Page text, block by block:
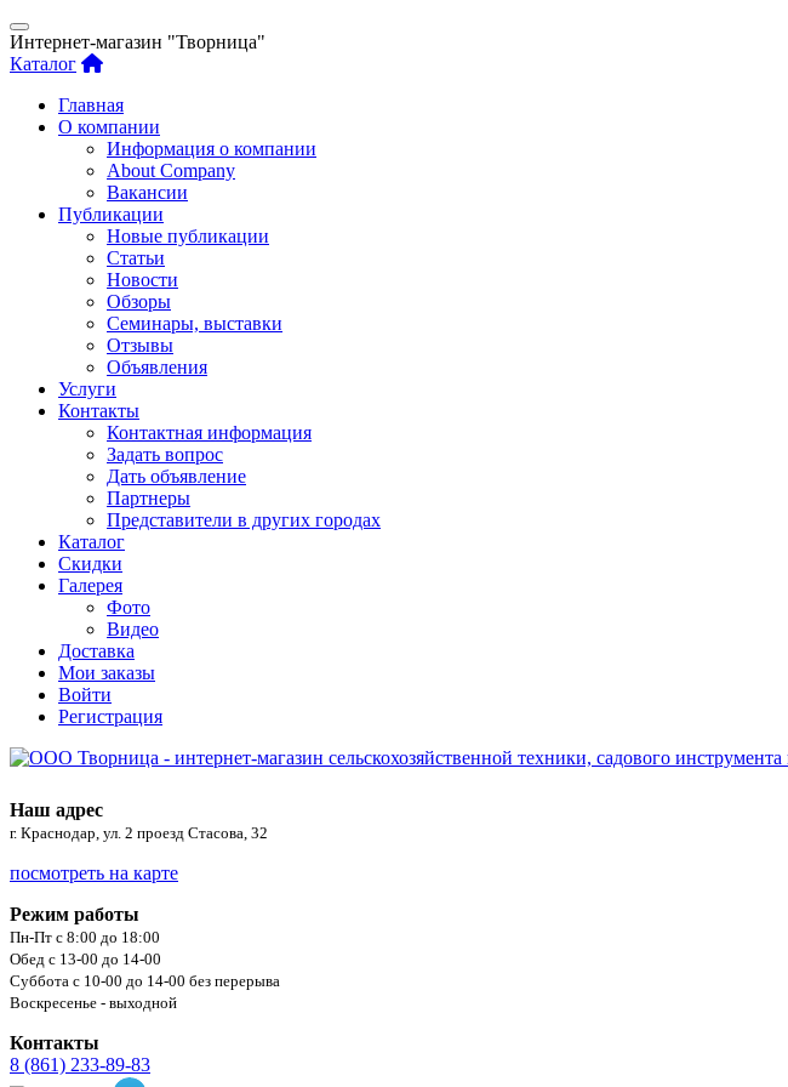
Интернет-магазин "Творница"
Каталог
Главная
О компании
Информация о компании
About Company
Вакансии
Публикации
Новые публикации
Статьи
Новости
Обзоры
Семинары, выставки
Отзывы
Объявления
Услуги
Контакты
Контактная информация
Задать вопрос
Дать объявление
Партнеры
Представители в других городах
Каталог
Скидки
Галерея
Фото
Видео
Доставка
Мои заказы
Войти
Регистрация
Наш адрес
г. Краснодар, ул. 2 проезд Стасова, 32
посмотреть на карте
Режим работы
Пн-Пт с 8:00 до 18:00
Обед с 13-00 до 14-00
Суббота с 10-00 до 14-00 без перерыва
Воскресенье - выходной
Контакты
8 (861) 233-89-83